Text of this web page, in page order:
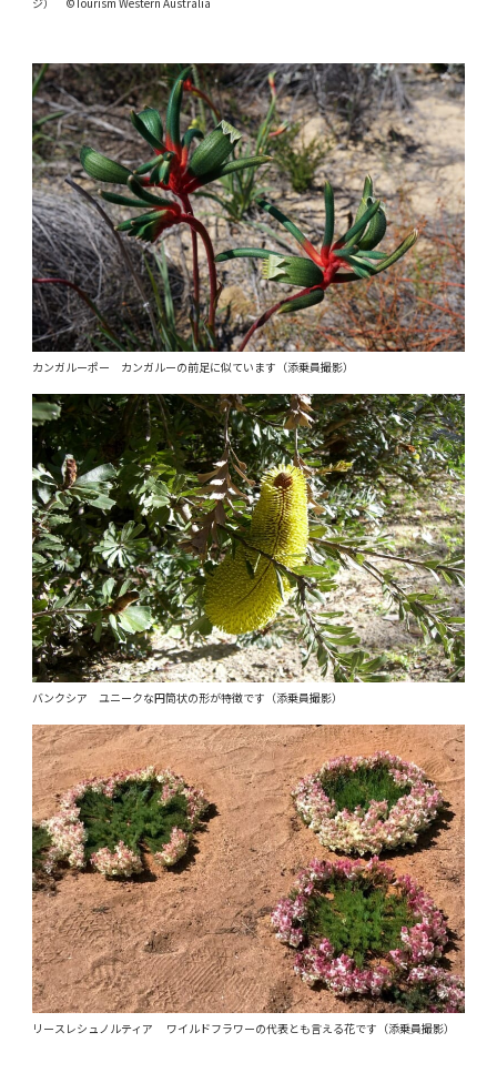
カンガルーポー カンガルーの前足に似ています（添乗員撮影）
バンクシア ユニークな円筒状の形が特徴です（添乗員撮影）
リースレシュノルティア ワイルドフラワーの代表とも言える花です（添乗員撮影）